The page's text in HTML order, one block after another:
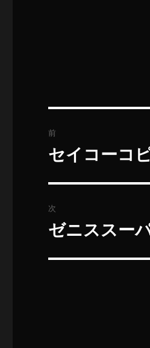
稿
ゲ
前
過
の
投
セイコーコ
次
次
投
ゼニススー